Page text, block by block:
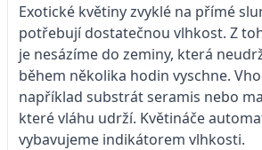
Exotické květiny zvyklé na přímé
potřebují dostatečnou vlhkost. Z
je nesázíme do zeminy, která
během několika hodin vyschne.
například substrát seramis nebo
které vláhu udrží. Květináče
vybavujeme indikátorem vlhkosti.